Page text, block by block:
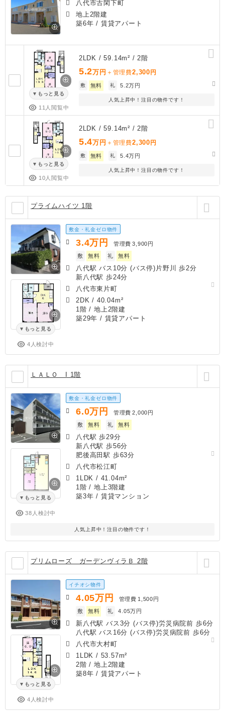
八代市古閑下町
地上2階建
築6年 / 賃貸アパート
もっと見る
11人閲覧中
2LDK / 59.14m² / 2階
5.2万円 ＋管理費2,300 円
敷 無料 礼 5.2万円
人気上昇中！注目の物件です！
もっと見る
10人閲覧中
2LDK / 59.14m² / 2階
5.4万円 ＋管理費2,300 円
敷 無料 礼 5.4万円
人気上昇中！注目の物件です！
プライムハイツ 1階
もっと見る
4人検討中
敷金・礼金ゼロ物件
3.4万円 管理費 3,900円
敷
無料 礼 無料
八代駅 バス10分 (バス停)片野川 歩2分
新八代駅 歩24分
八代市東片町
2DK / 40.04m²
1階 / 地上2階建
築29年 / 賃貸アパート
ＬＡＬＯ I 1階
もっと見る
38人検討中
敷金・礼金ゼロ物件
6.0万円 管理費 2,000円
敷
無料 礼 無料
八代駅 歩29分
新八代駅 歩56分
肥後高田駅 歩63分
八代市松江町
1LDK / 41.04m²
1階 / 地上3階建
築3年 / 賃貸マンション
人気上昇中！注目の物件です！
プリムローズ ガーデンヴィラＢ 2階
もっと見る
4人検討中
イチオシ物件
4.05万円 管理費 1,500円
敷
無料 礼 4.05万円
新八代駅 バス3分 (バス停)労災病院前 歩6分
八代駅 バス16分 (バス停)労災病院前 歩6分
八代市大村町
1LDK / 53.57m²
2階 / 地上2階建
築8年 / 賃貸アパート